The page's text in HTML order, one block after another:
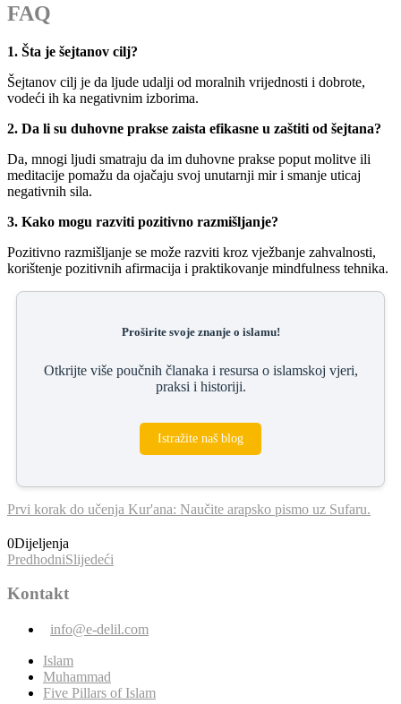
FAQ
1. Šta je šejtanov cilj?
Šejtanov cilj je da ljude udalji od moralnih vrijednosti i dobrote,
vodeći ih ka negativnim izborima.
2. Da li su duhovne prakse zaista efikasne u zaštiti od šejtana?
Da, mnogi ljudi smatraju da im duhovne prakse poput molitve ili
meditacije pomažu da ojačaju svoj unutarnji mir i smanje uticaj
negativnih sila.
3. Kako mogu razviti pozitivno razmišljanje?
Pozitivno razmišljanje se može razviti kroz vježbanje zahvalnosti,
korištenje pozitivnih afirmacija i praktikovanje mindfulness tehnika.
Proširite svoje znanje o islamu!
Otkrijte više poučnih članaka i resursa o islamskoj vjeri,
praksi i historiji.
Istražite naš blog
Prvi korak do učenja Kur'ana: Naučite arapsko pismo uz Sufaru.
0Dijeljenja
PredhodniSlijedeći
Kontakt
info@e-delil.com
Islam
Muhammad
Five Pillars of Islam